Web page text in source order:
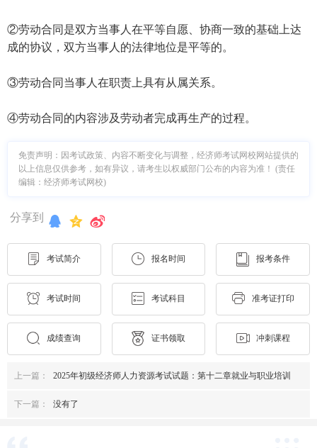
②劳动合同是双方当事人在平等自愿、协商一致的基础上达
成的协议，双方当事人的法律地位是平等的。
③劳动合同当事人在职责上具有从属关系。
④劳动合同的内容涉及劳动者完成再生产的过程。
免责声明：因考试政策、内容不断变化与调整，经济师考试网校网站提供的
以上信息仅供参考，如有异议，请考生以权威部门公布的内容为准！ (责任
编辑：经济师考试网校)
分享到
考试简介 报名时间 报考条件
考试时间 考试科目 准考证打印
成绩查询 证书领取 冲刺课程
上一篇： 2025年初级经济师人力资源考试试题：第十二章就业与职业培训
下一篇： 没有了